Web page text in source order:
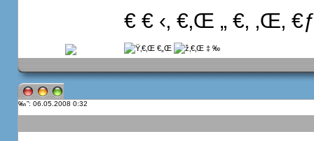
€ € ‹‚ €‚Œ „ €‚ ‚Œ‚ €ƒ
”: 06.05.2008 0:32